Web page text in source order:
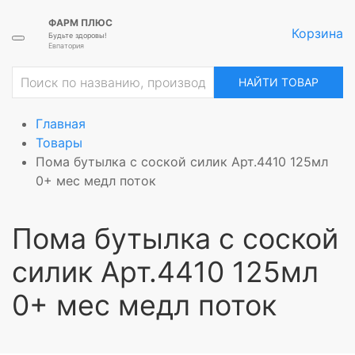
ФАРМ ПЛЮС
Будьте здоровы!
Евпатория
Корзина
НАЙТИ ТОВАР
Главная
Товары
Пома бутылка с соской силик Арт.4410 125мл
0+ мес медл поток
Пома бутылка с соской
силик Арт.4410 125мл
0+ мес медл поток